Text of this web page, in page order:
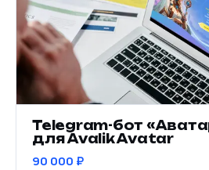
Telegram-бот
для Avalik Avatar
90 000 ₽